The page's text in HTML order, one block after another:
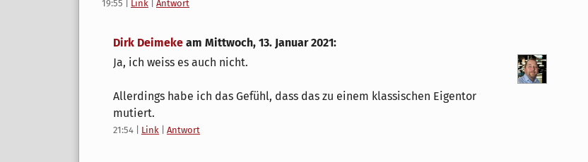
19:55 Link Antwort
Dirk Deimeke am Mittwoch, 13. Januar 2021:
Ja, ich weiss es auch nicht.
Allerdings habe ich das Gefühl, dass das zu einem klassischen Eigentor
mutiert.
21:54 Link Antwort